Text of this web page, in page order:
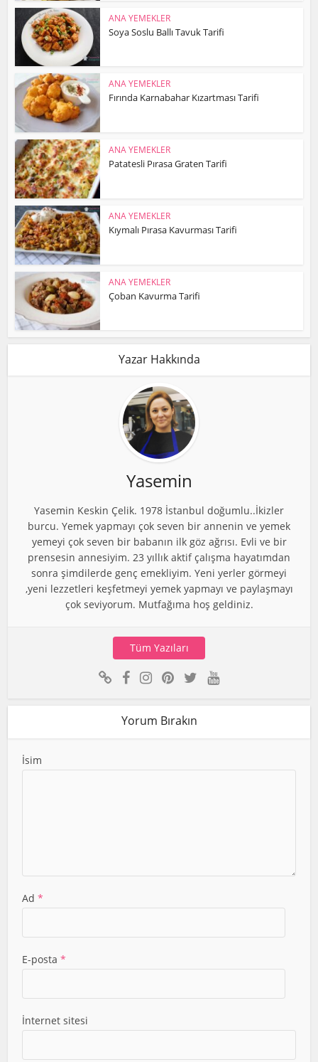
ANA YEMEKLER
Soya Soslu Ballı Tavuk Tarifi
ANA YEMEKLER
Fırında Karnabahar Kızartması Tarifi
ANA YEMEKLER
Patatesli Pırasa Graten Tarifi
ANA YEMEKLER
Kıymalı Pırasa Kavurması Tarifi
ANA YEMEKLER
Çoban Kavurma Tarifi
Yazar Hakkında
Yasemin
Yasemin Keskin Çelik. 1978 İstanbul doğumlu..İkizler
burcu. Yemek yapmayı çok seven bir annenin ve yemek
yemeyi çok seven bir babanın ilk göz ağrısı. Evli ve bir
prensesin annesiyim. 23 yıllık aktif çalışma hayatımdan
sonra şimdilerde genç emekliyim. Yeni yerler görmeyi
,yeni lezzetleri keşfetmeyi yemek yapmayı ve paylaşmayı
çok seviyorum. Mutfağıma hoş geldiniz.
Tüm Yazıları
Yorum Bırakın
İsim
Ad*
E-posta*
İnternet sitesi